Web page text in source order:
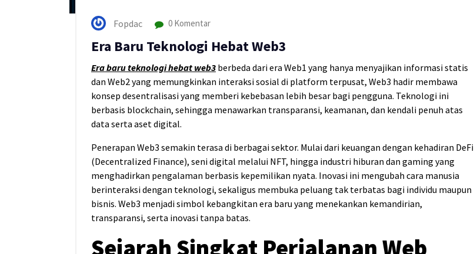
Fopdac 0 Komentar
Era Baru Teknologi Hebat Web3
Era baru teknologi hebat web3 berbeda dari era Web1 yang hanya menyajikan informasi statis
dan Web2 yang memungkinkan interaksi sosial di platform terpusat, Web3 hadir membawa
konsep desentralisasi yang memberi kebebasan lebih besar bagi pengguna. Teknologi ini
berbasis blockchain, sehingga menawarkan transparansi, keamanan, dan kendali penuh atas
data serta aset digital.
Penerapan Web3 semakin terasa di berbagai sektor. Mulai dari keuangan dengan kehadiran DeFi
(Decentralized Finance), seni digital melalui NFT, hingga industri hiburan dan gaming yang
menghadirkan pengalaman berbasis kepemilikan nyata. Inovasi ini mengubah cara manusia
berinteraksi dengan teknologi, sekaligus membuka peluang tak terbatas bagi individu maupun
bisnis. Web3 menjadi simbol kebangkitan era baru yang menekankan kemandirian,
transparansi, serta inovasi tanpa batas.
Sejarah Singkat Perjalanan Web